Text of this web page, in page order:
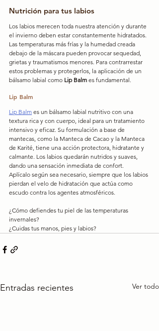
Nutrición para tus labios
Los labios merecen toda nuestra atención y durante
el invierno deben estar constantemente hidratados.
Las temperaturas más frías y la humedad creada
debajo de la máscara pueden provocar sequedad,
grietas y traumatismos menores. Para contrarrestar
estos problemas y protegerlos, la aplicación de un
bálsamo labial como Lip Balm es fundamental.
Lip Balm
Lip Balm es un bálsamo labial nutritivo con una
textura rica y con cuerpo, ideal para un tratamiento
intensivo y eficaz. Su formulación a base de
mantecas, como la Manteca de Cacao y la Manteca
de Karité, tiene una acción protectora, hidratante y
calmante. Los labios quedarán nutridos y suaves,
dando una sensación inmediata de confort.
Aplícalo según sea necesario, siempre que los labios
pierdan el velo de hidratación que actúa como
escudo contra los agentes atmosféricos.
¿Cómo defiendes tu piel de las temperaturas
invernales?
¿Cuidas tus manos, pies y labios?
Entradas recientes Ver todo